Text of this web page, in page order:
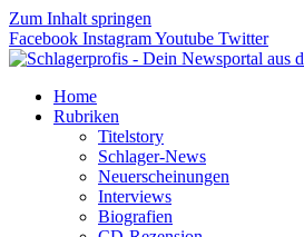
Zum Inhalt springen
Facebook InstagramYoutube Twitter
Home
Rubriken
Titelstory
Schlager-News
Neuerscheinungen
Interviews
Biografien